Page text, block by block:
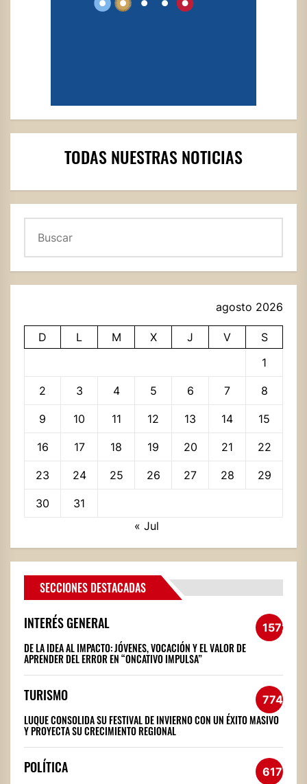
TODAS NUESTRAS NOTICIAS
agosto 2026
D L M X J V
S
1
2 3 4 5 6 7 8
9 10 11 12 13 14 15
16 17 18 19 20 21 22
23 24 25 26 27 28 29
30
31
« Jul
SECCIONES DESTACADAS
INTERÉS GENERAL 1572
DE LA IDEA AL IMPACTO: JÓVENES, VOCACIÓN Y EL VALOR DE
APRENDER DEL ERROR EN “ONCATIVO IMPULSA”
TURISMO 774
LUQUE CONSOLIDA SU FESTIVAL DE INVIERNO CON UN ÉXITO MASIVO
Y PROYECTA SU CRECIMIENTO REGIONAL
POLÍTICA 617